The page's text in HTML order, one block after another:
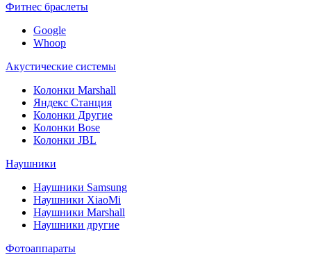
Фитнес браслеты
Google
Whoop
Акустические системы
Колонки Marshall
Яндекс Станция
Колонки Другие
Колонки Bose
Колонки JBL
Наушники
Наушники Samsung
Наушники XiaoMi
Наушники Marshall
Наушники другие
Фотоаппараты